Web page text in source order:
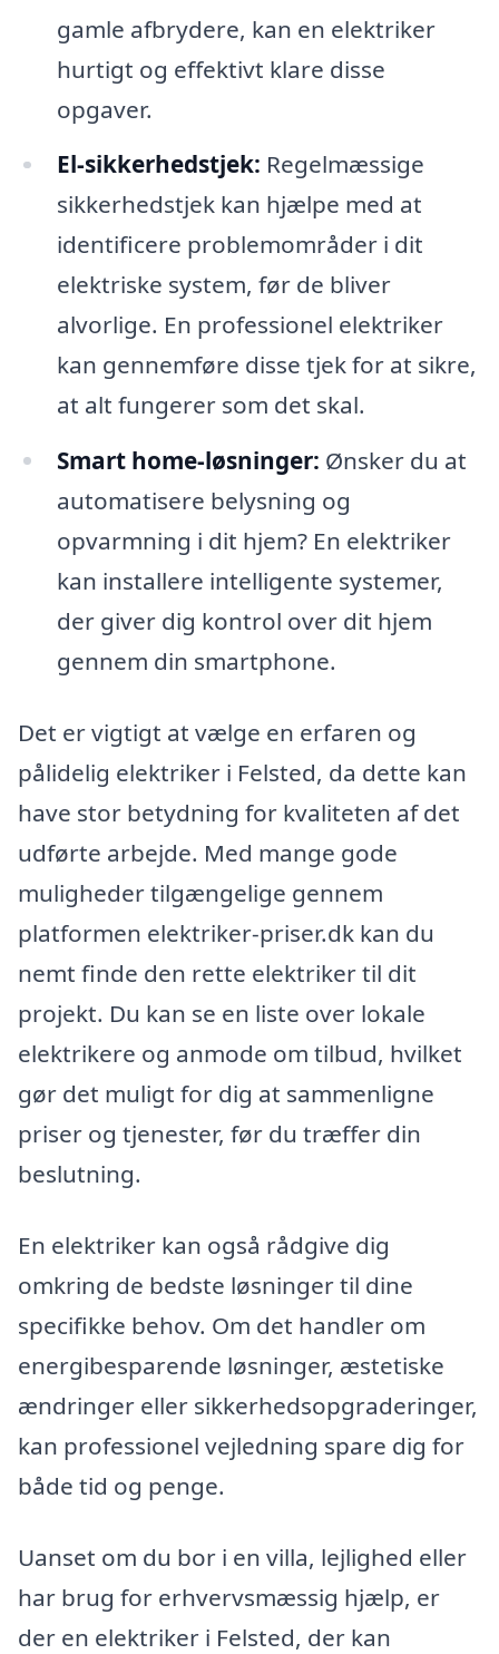
gamle afbrydere, kan en elektriker
hurtigt og effektivt klare disse
opgaver.
El-sikkerhedstjek: Regelmæssige
sikkerhedstjek kan hjælpe med at
identificere problemområder i dit
elektriske system, før de bliver
alvorlige. En professionel elektriker
kan gennemføre disse tjek for at sikre,
at alt fungerer som det skal.
Smart home-løsninger: Ønsker du at
automatisere belysning og
opvarmning i dit hjem? En elektriker
kan installere intelligente systemer,
der giver dig kontrol over dit hjem
gennem din smartphone.
Det er vigtigt at vælge en erfaren og
pålidelig elektriker i Felsted, da dette kan
have stor betydning for kvaliteten af det
udførte arbejde. Med mange gode
muligheder tilgængelige gennem
platformen elektriker-priser.dk kan du
nemt finde den rette elektriker til dit
projekt. Du kan se en liste over lokale
elektrikere og anmode om tilbud, hvilket
gør det muligt for dig at sammenligne
priser og tjenester, før du træffer din
beslutning.
En elektriker kan også rådgive dig
omkring de bedste løsninger til dine
specifikke behov. Om det handler om
energibesparende løsninger, æstetiske
ændringer eller sikkerhedsopgraderinger,
kan professionel vejledning spare dig for
både tid og penge.
Uanset om du bor i en villa, lejlighed eller
har brug for erhvervsmæssig hjælp, er
der en elektriker i Felsted, der kan